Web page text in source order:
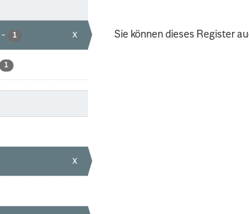
- 1 x
1
x
Sie können dieses Register